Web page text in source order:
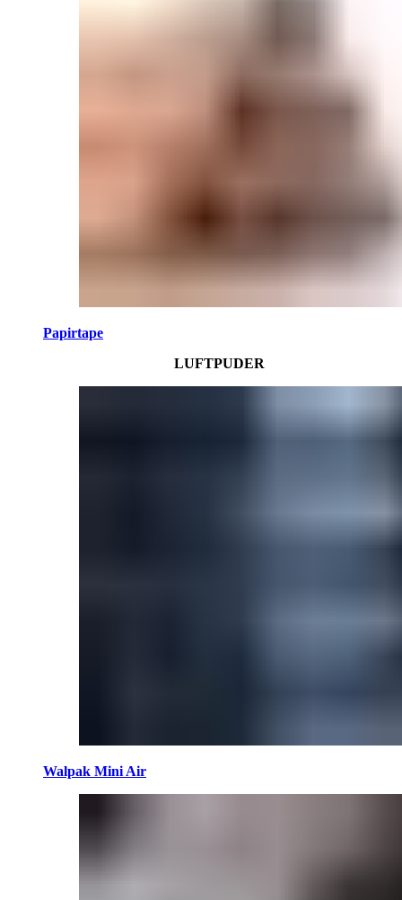
Papirtape
LUFTPUDER
Walpak Mini Air